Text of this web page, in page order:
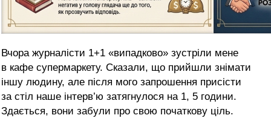
Вчора журналісти 1+1 «випадково» зустріли мене
в кафе супермаркету. Сказали, що прийшли знімати
іншу людину, але після мого запрошення присісти
за стіл наше інтерв’ю затягнулося на 1, 5 години.
Здається, вони забули про свою початкову ціль.